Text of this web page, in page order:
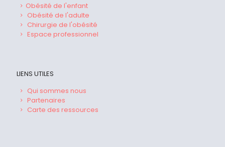
Obésité de l'enfant
Obésité de l'adulte
Chirurgie de l'obésité
Espace professionnel
LIENS UTILES
Qui sommes nous
Partenaires
Carte des ressources